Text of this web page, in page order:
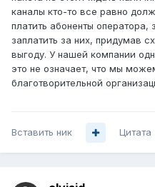
каналы кто-то все равно
платить абоненты оператора,
заплатить за них, придумав
выгоду. У нашей компании
это не означает, что мы
благотворительной
Вставить ник Цитата